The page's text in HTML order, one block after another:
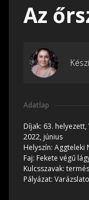
Az
Adatlap
Díjak: 63.
2022, június
Helyszín: Aggteleki
Faj: Fekete végű
Kulcsszavak:
Pályázat: